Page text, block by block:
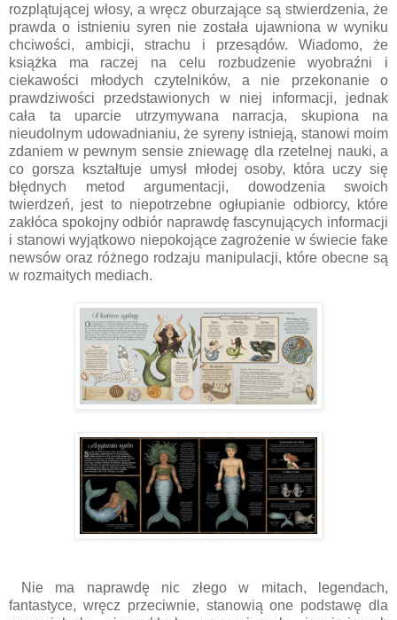
rozplątującej włosy, a wręcz oburzające są stwierdzenia, że
prawda o istnieniu syren nie została ujawniona w wyniku
chciwości, ambicji, strachu i przesądów. Wiadomo, że
książka ma raczej na celu rozbudzenie wyobraźni i
ciekawości młodych czytelników, a nie przekonanie o
prawdziwości przedstawionych w niej informacji, jednak
cała ta uparcie utrzymywana narracja, skupiona na
nieudolnym udowadnianiu, że syreny istnieją, stanowi moim
zdaniem w pewnym sensie zniewagę dla rzetelnej nauki, a
co gorsza kształtuje umysł młodej osoby, która uczy się
błędnych metod argumentacji, dowodzenia swoich
twierdzeń, jest to niepotrzebne ogłupianie odbiorcy, które
zakłóca spokojny odbiór naprawdę fascynujących informacji
i stanowi wyjątkowo niepokojące zagrożenie w świecie fake
newsów oraz różnego rodzaju manipulacji, które obecne są
w rozmaitych mediach.
Nie ma naprawdę nic złego w mitach, legendach,
fantastyce, wręcz przeciwnie, stanowią one podstawę dla